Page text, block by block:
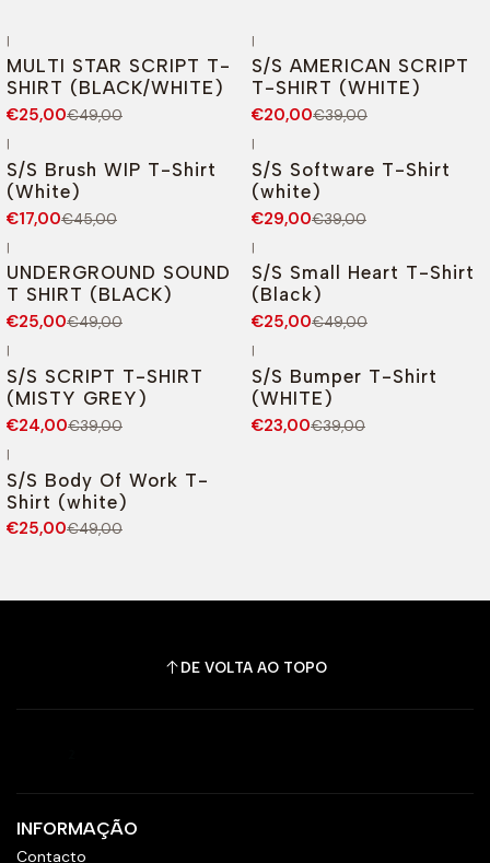
|
MULTI STAR SCRIPT T-
SHIRT (BLACK/WHITE)
€25,00€49,00
|
S/S AMERICAN SCRIPT
T-SHIRT (WHITE)
€20,00€39,00
Esgotado
|
S/S Brush WIP T-Shirt
(White)
€17,00€45,00
|
S/S Software T-Shirt
(white)
€29,00€39,00
|
UNDERGROUND SOUND
T SHIRT (BLACK)
€25,00€49,00
Novo
|
S/S Small Heart T-Shirt
(Black)
€25,00€49,00
|
S/S SCRIPT T-SHIRT
(MISTY GREY)
€24,00€39,00
|
S/S Bumper T-Shirt
(WHITE)
€23,00€39,00
|
S/S Body Of Work T-
Shirt (white)
€25,00€49,00
DE VOLTA AO TOPO
INFORMAÇÃO
Contacto